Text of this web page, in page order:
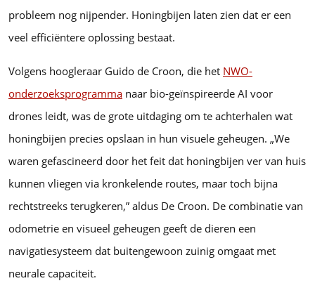
probleem nog nijpender. Honingbijen laten zien dat er een
veel efficiëntere oplossing bestaat.
Volgens hoogleraar Guido de Croon, die het NWO-
onderzoeksprogramma naar bio-geïnspireerde AI voor
drones leidt, was de grote uitdaging om te achterhalen wat
honingbijen precies opslaan in hun visuele geheugen. „We
waren gefascineerd door het feit dat honingbijen ver van huis
kunnen vliegen via kronkelende routes, maar toch bijna
rechtstreeks terugkeren,” aldus De Croon. De combinatie van
odometrie en visueel geheugen geeft de dieren een
navigatiesysteem dat buitengewoon zuinig omgaat met
neurale capaciteit.